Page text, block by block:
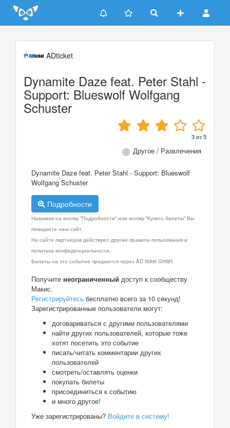
Update cookies preferences
ADticket
Dynamite Daze feat. Peter Stahl -
Support: Blueswolf Wolfgang
Schuster
3из5
Другое / Развлечения
Dynamite Daze feat. Peter Stahl - Support: Blueswolf
Wolfgang Schuster
Подробности
Нажимая на кнопку "Подробности" или кнопку "Купить билеты" Вы
покидаете наш сайт.
На сайте партнеров действуют другие правила пользования и
политика конфиденциальности.
Билеты на это событие продаются через AD ticket GmbH.
Получите неограниченный доступ к сообществу
Макис.
Регистрируйтесь бесплатно всего за 10 секунд!
Зарегистрированные пользователи могут:
договариваться с другими пользователями
найти других пользователей, которые тоже
хотят посетить это событие
писать/читать комментарии других
пользователей
смотреть/оставлять оценки
покупать билеты
присоединиться к событию
и много другое!
Уже зарегистрированы? Войдите в систему!